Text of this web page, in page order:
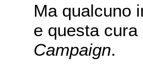
Ma qualcuno
e questa
Campaign.